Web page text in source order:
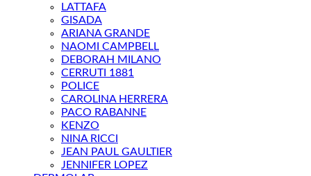
LATTAFA
GISADA
ARIANA GRANDE
NAOMI CAMPBELL
DEBORAH MILANO
CERRUTI 1881
POLICE
CAROLINA HERRERA
PACO RABANNE
KENZO
NINA RICCI
JEAN PAUL GAULTIER
JENNIFER LOPEZ